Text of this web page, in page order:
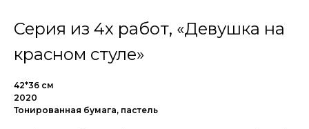
Серия из 4х работ, «Девушка на
красном стуле»
42*36 см
2020
Тонированная бумага, пастель